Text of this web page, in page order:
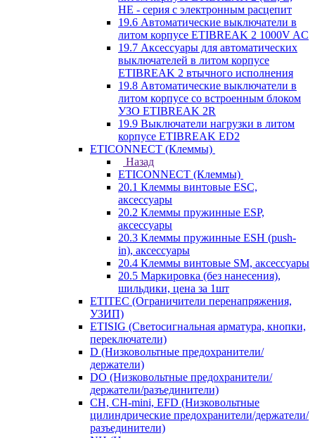
HE - серия с электронным расцепит
19.6 Автоматические выключатели в
литом корпусе ETIBREAK 2 1000V AC
19.7 Аксессуары для автоматических
выключателей в литом корпусе
ETIBREAK 2 втычного исполнения
19.8 Автоматические выключатели в
литом корпусе со встроенным блоком
УЗО ETIBREAK 2R
19.9 Выключатели нагрузки в литом
корпусе ETIBREAK ED2
ETICONNECT (Клеммы)
Назад
ETICONNECT (Клеммы)
20.1 Клеммы винтовые ESC,
аксессуары
20.2 Клеммы пружинные ESP,
аксессуары
20.3 Клеммы пружинные ESH (push-
in), аксессуары
20.4 Клеммы винтовые SM, аксессуары
20.5 Маркировка (без нанесения),
шильдики, цена за 1шт
ETITEC (Ограничители перенапряжения,
УЗИП)
ETISIG (Светосигнальная арматура, кнопки,
переключатели)
D (Низковольтные предохранители/
держатели)
DO (Низковольтные предохранители/
держатели/разъединители)
CH, CH-mini, EFD (Низковольтные
цилиндрические предохранители/держатели/
разъединители)